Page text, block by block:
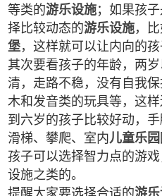
等类的游乐设施；如果孩
择比较动态的游乐设施，
堡，这样就可以让内向的孩
其次要看孩子的年龄，两
清，走路不稳，没有自我
木和发音类的玩具等，这
到六岁的孩子比较好动，
滑梯、攀爬、室内儿童乐园
孩子可以选择智力点的游
设施之类的。
提醒大家要选择合适的游